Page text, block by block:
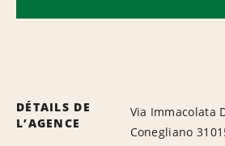
DÉTAILS DE
L’AGENCE
Via Immacolata
Conegliano